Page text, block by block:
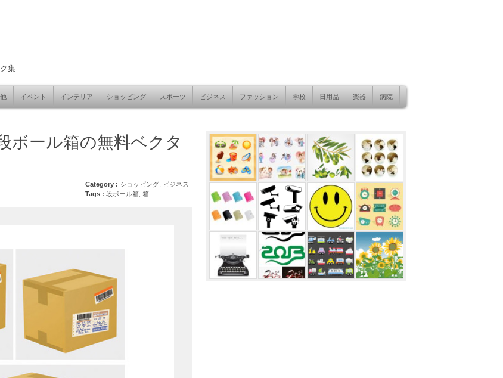
集
イベント インテリア ショッピング スポーツ ビジネス ファッション 学校 日用品 楽器 病院
ボール箱の無料ベクタ
Category : ショッピング
ビジネス
Tags : 段ボール箱 箱